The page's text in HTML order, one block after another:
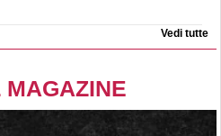
Vedi tutte
MAGAZINE